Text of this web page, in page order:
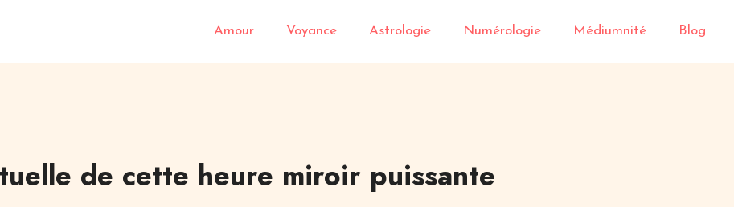
Amour Voyance Astrologie Numérologie Médiumnité Blog
de cette heure miroir puissante